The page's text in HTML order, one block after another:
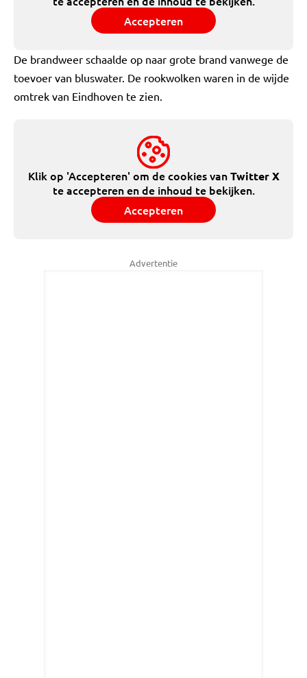
Accepteren
De brandweer schaalde op naar grote brand vanwege de
toevoer van bluswater. De rookwolken waren in de wijde
omtrek van Eindhoven te zien.
Klik op 'Accepteren' om de cookies vanTwitter X
te accepteren en de inhoud te bekijken.
Accepteren
Advertentie